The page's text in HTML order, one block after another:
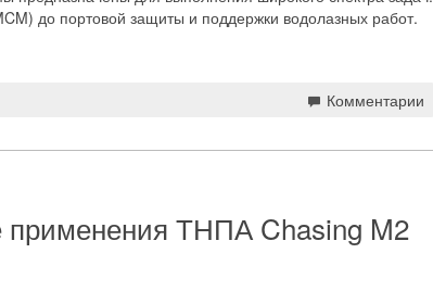
до портовой защиты и поддержки водолазных работ.
Комментарии
применения ТНПА Chasing M2